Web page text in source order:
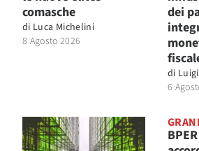
comasche
di Luca Michelini
8 Agosto 2026
dei
di
6